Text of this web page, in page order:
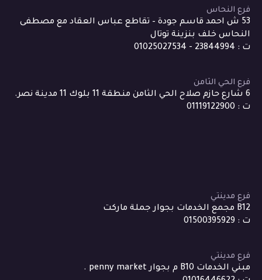
فرع النحاس
53 ش احمد قاسم جودة – تقاطع عباس العقاد مع مصطفى
النحاس خلف بنزينة توتال
ت : 23844994 - 01025027534
فرع الحي الثامن
6 شارع حازم صلاح الحي الثامن منطقة 11 بلوك 11 مدينة نصر.
ت : 01119122900
فرع مدينتي
B12 مجمع الخدمات بجوار جملة ماركت
ت : 01500395929
فرع مدينتي
مبني الخدمات B10 م بجوار penny market .